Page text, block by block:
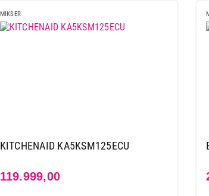
MIKSER
KITCHENAID KA5KSM125ECU
119.999,00
Nastavi kupovinu